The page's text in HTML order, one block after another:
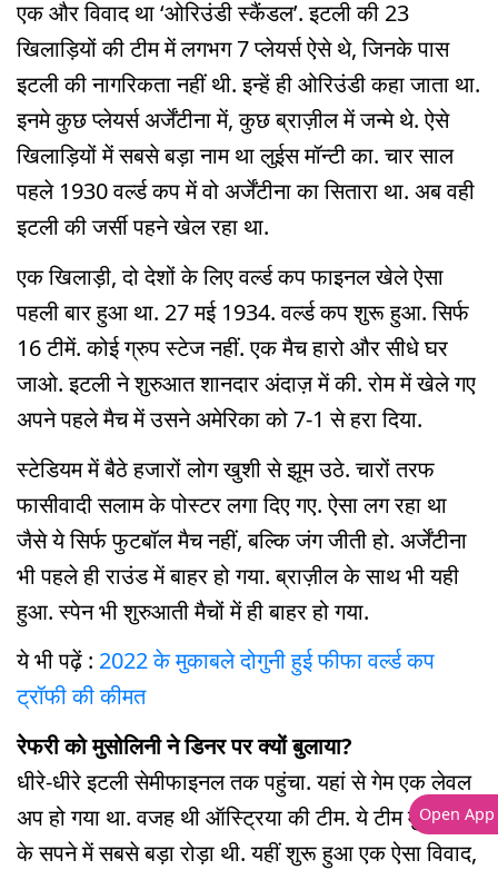
एक और विवाद था ‘ओरिउंडी स्कैंडल’. इटली की 23
खिलाड़ियों की टीम में लगभग 7 प्लेयर्स ऐसे थे, जिनके पास
इटली की नागरिकता नहीं थी. इन्हें ही ओरिउंडी कहा जाता था.
इनमे कुछ प्लेयर्स अर्जेंटीना में, कुछ ब्राज़ील में जन्मे थे. ऐसे
खिलाड़ियों में सबसे बड़ा नाम था लुईस मॉन्टी का. चार साल
पहले 1930 वर्ल्ड कप में वो अर्जेंटीना का सितारा था. अब वही
इटली की जर्सी पहने खेल रहा था.
एक खिलाड़ी, दो देशों के लिए वर्ल्ड कप फाइनल खेले ऐसा
पहली बार हुआ था. 27 मई 1934. वर्ल्ड कप शुरू हुआ. सिर्फ
16 टीमें. कोई ग्रुप स्टेज नहीं. एक मैच हारो और सीधे घर
जाओ. इटली ने शुरुआत शानदार अंदाज़ में की. रोम में खेले गए
अपने पहले मैच में उसने अमेरिका को 7-1 से हरा दिया.
स्टेडियम में बैठे हजारों लोग खुशी से झूम उठे. चारों तरफ
फासीवादी सलाम के पोस्टर लगा दिए गए. ऐसा लग रहा था
जैसे ये सिर्फ फुटबॉल मैच नहीं, बल्कि जंग जीती हो. अर्जेंटीना
भी पहले ही राउंड में बाहर हो गया. ब्राज़ील के साथ भी यही
हुआ. स्पेन भी शुरुआती मैचों में ही बाहर हो गया.
ये भी पढ़ें : 2022 के मुकाबले दोगुनी हुई फीफा वर्ल्ड कप
ट्रॉफी की कीमत
रेफरी को मुसोलिनी ने डिनर पर क्यों बुलाया?
धीरे-धीरे इटली सेमीफाइनल तक पहुंचा. यहां से गेम एक लेवल
अप हो गया था. वजह थी ऑस्ट्रिया की टीम. ये टीम मुसोलिनी
के सपने में सबसे बड़ा रोड़ा थी. यहीं शुरू हुआ एक ऐसा विवाद,
Open App